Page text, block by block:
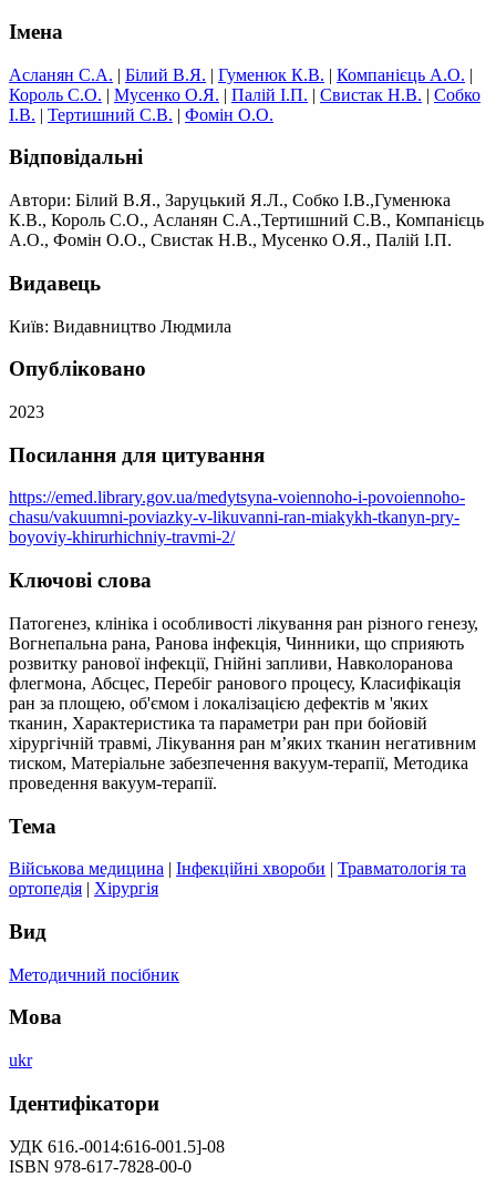
Імена
Асланян С.А. | Білий В.Я. | Гуменюк К.В. | Компанієць А.О. |
Король С.О. | Мусенко О.Я. | Палій І.П. | Свистак Н.В. | Собко
І.В. | Тертишний С.В. | Фомін О.О.
Відповідальні
Автори: Білий В.Я., Заруцький Я.Л., Собко І.В.,Гуменюка
К.В., Король С.О., Асланян С.А.,Тертишний С.В., Компанієць
А.О., Фомін О.О., Свистак Н.В., Мусенко О.Я., Палій І.П.
Видавець
Київ: Видавництво Людмила
Опубліковано
2023
Посилання для цитування
https://emed.library.gov.ua/medytsyna-voiennoho-i-povoiennoho-
chasu/vakuumni-poviazky-v-likuvanni-ran-miakykh-tkanyn-pry-
boyoviy-khirurhichniy-travmi-2/
Ключові слова
Патогенез, клініка і особливості лікування ран різного генезу,
Вогнепальна рана, Ранова інфекція, Чинники, що сприяють
розвитку ранової інфекції, Гнійні запливи, Навколоранова
флегмона, Абсцес, Перебіг ранового процесу, Класифікація
ран за площею, об'ємом і локалізацією дефектів м 'яких
тканин, Характеристика та параметри ран при бойовій
хірургічній травмі, Лікування ран м’яких тканин негативним
тиском, Матеріальне забезпечення вакуум-терапії, Методика
проведення вакуум-терапії.
Тема
Військова медицина | Інфекційні хвороби | Травматологія та
ортопедія | Хірургія
Вид
Методичний посібник
Мова
ukr
Ідентифікатори
УДК 616.-0014:616-001.5]-08
ISBN 978-617-7828-00-0